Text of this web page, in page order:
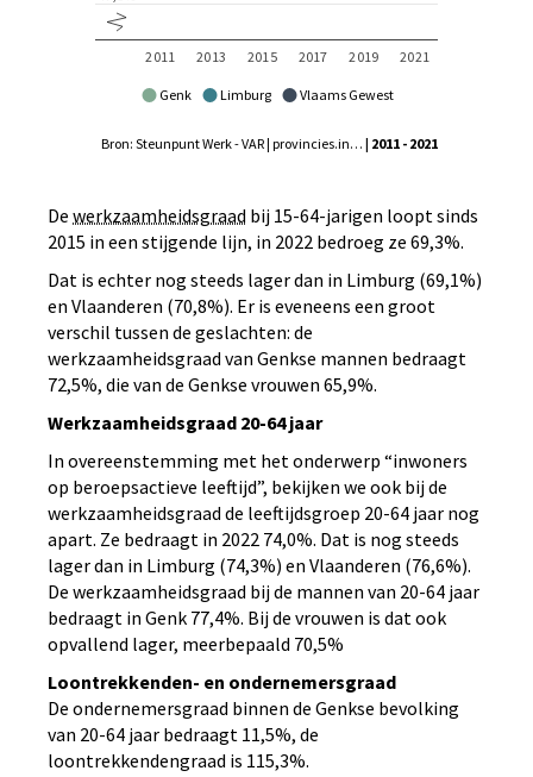
Genk Limburg Vlaams Gewest
Bron: Steunpunt Werk - VAR | provincies.incijfers.be | 2011 - 2021
De werkzaamheidsgraad bij 15-64-jarigen loopt sinds
2015 in een stijgende lijn, in 2022 bedroeg ze 69,3%.
Dat is echter nog steeds lager dan in Limburg (69,1%)
en Vlaanderen (70,8%). Er is eveneens een groot
verschil tussen de geslachten: de
werkzaamheidsgraad van Genkse mannen bedraagt
72,5%, die van de Genkse vrouwen 65,9%.
Werkzaamheidsgraad 20-64 jaar
In overeenstemming met het onderwerp “inwoners
op beroepsactieve leeftijd”, bekijken we ook bij de
werkzaamheidsgraad de leeftijdsgroep 20-64 jaar nog
apart. Ze bedraagt in 2022 74,0%. Dat is nog steeds
lager dan in Limburg (74,3%) en Vlaanderen (76,6%).
De werkzaamheidsgraad bij de mannen van 20-64 jaar
bedraagt in Genk 77,4%. Bij de vrouwen is dat ook
opvallend lager, meerbepaald 70,5%
Loontrekkenden- en ondernemersgraad
De ondernemersgraad binnen de Genkse bevolking
van 20-64 jaar bedraagt 11,5%, de
loontrekkendengraad is 115,3%.